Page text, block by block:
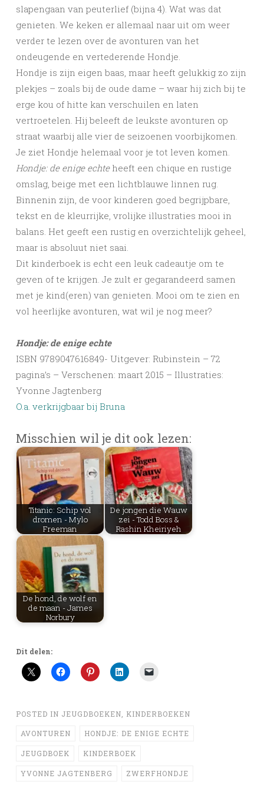
slapengaan van peuterlief (bijna 4). Wat was dat
genieten. We keken er allemaal naar uit om weer
verder te lezen over de avonturen van het
ondeugende en vertederende Hondje.
Hondje is zijn eigen baas, maar heeft gelukkig zo zijn
plekjes – zoals bij de oude dame – waar hij zich bij te
erge kou of hitte kan verschuilen en laten
vertroetelen. Hij beleeft de leukste avonturen op
straat waarbij alle vier de seizoenen voorbijkomen.
Je ziet Hondje helemaal voor je tot leven komen.
Hondje: de enige echteheeft een chique en rustige
omslag, beige met een lichtblauwe linnen rug.
Binnenin zijn, de voor kinderen goed begrijpbare,
tekst en de kleurrijke, vrolijke illustraties mooi in
balans. Het geeft een rustig en overzichtelijk geheel,
maar is absoluut niet saai.
Dit kinderboek is echt een leuk cadeautje om te
geven of te krijgen. Je zult er gegarandeerd samen
met je kind(eren) van genieten. Mooi om te zien en
vol heerlijke avonturen, wat wil je nog meer?
Hondje: de enige echte
ISBN 9789047616849- Uitgever: Rubinstein – 72
pagina’s – Verschenen: maart 2015 – Illustraties:
Yvonne Jagtenberg
O.a. verkrijgbaar bij Bruna
Misschien wil je dit ook lezen:
Titanic: Schip vol
dromen - Mylo
Freeman
De jongen die Wauw
zei - Todd Boss &
Rashin Kheiriyeh
De hond, de wolf en
de maan - James
Norbury
Dit delen:
POSTED IN JEUGDBOEKEN, KINDERBOEKEN
AVONTUREN HONDJE: DE ENIGE ECHTE
JEUGDBOEK KINDERBOEK
YVONNE JAGTENBERG ZWERFHONDJE